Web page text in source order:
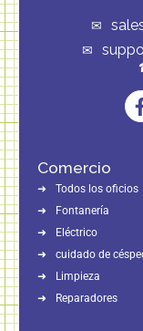
Comercio
Todos los oficios
Fontanería
Eléctrico
cuidado de
Limpieza
Reparadores